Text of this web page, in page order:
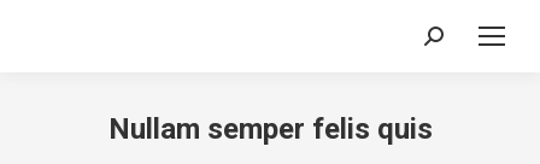
Search:
Nullam semper felis quis